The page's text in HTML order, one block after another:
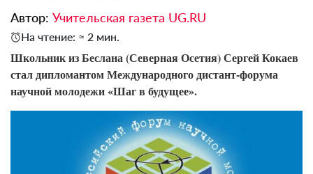
Автор: Учительская газета UG.RU
На чтение: ≈ 2 мин.
Школьник из Беслана (Северная Осетия) Сергей Кокаев
стал дипломантом Международного дистант-форума
научной молодежи «Шаг в будущее».